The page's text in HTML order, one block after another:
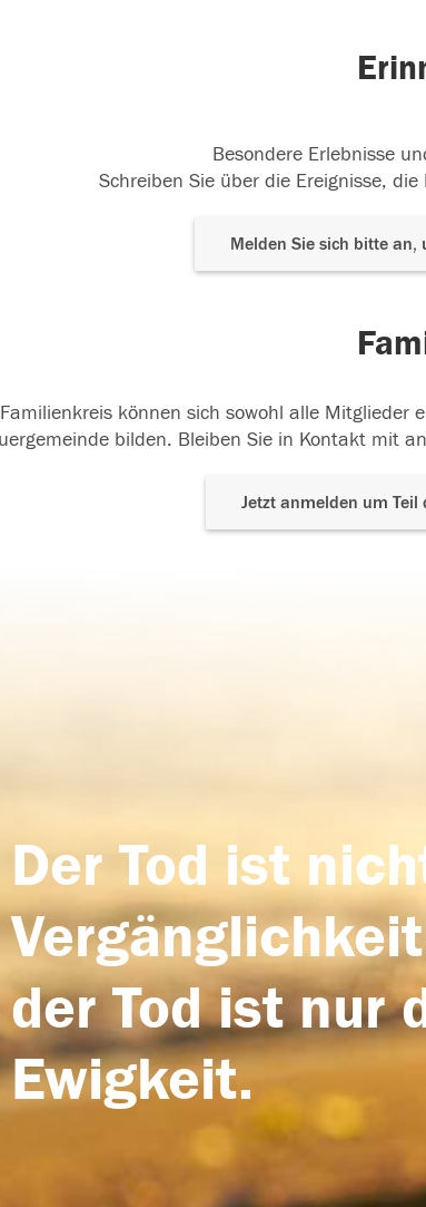
Besondere Erlebnisse
Schreiben Sie über die Ereignisse,
Melden Sie sich bitte an,
können sich sowohl alle
bilden. Bleiben Sie in Kontakt mit
Jetzt anmelden um Teil
Der Tod ist
der Tod ist nur
Ewigkeit.